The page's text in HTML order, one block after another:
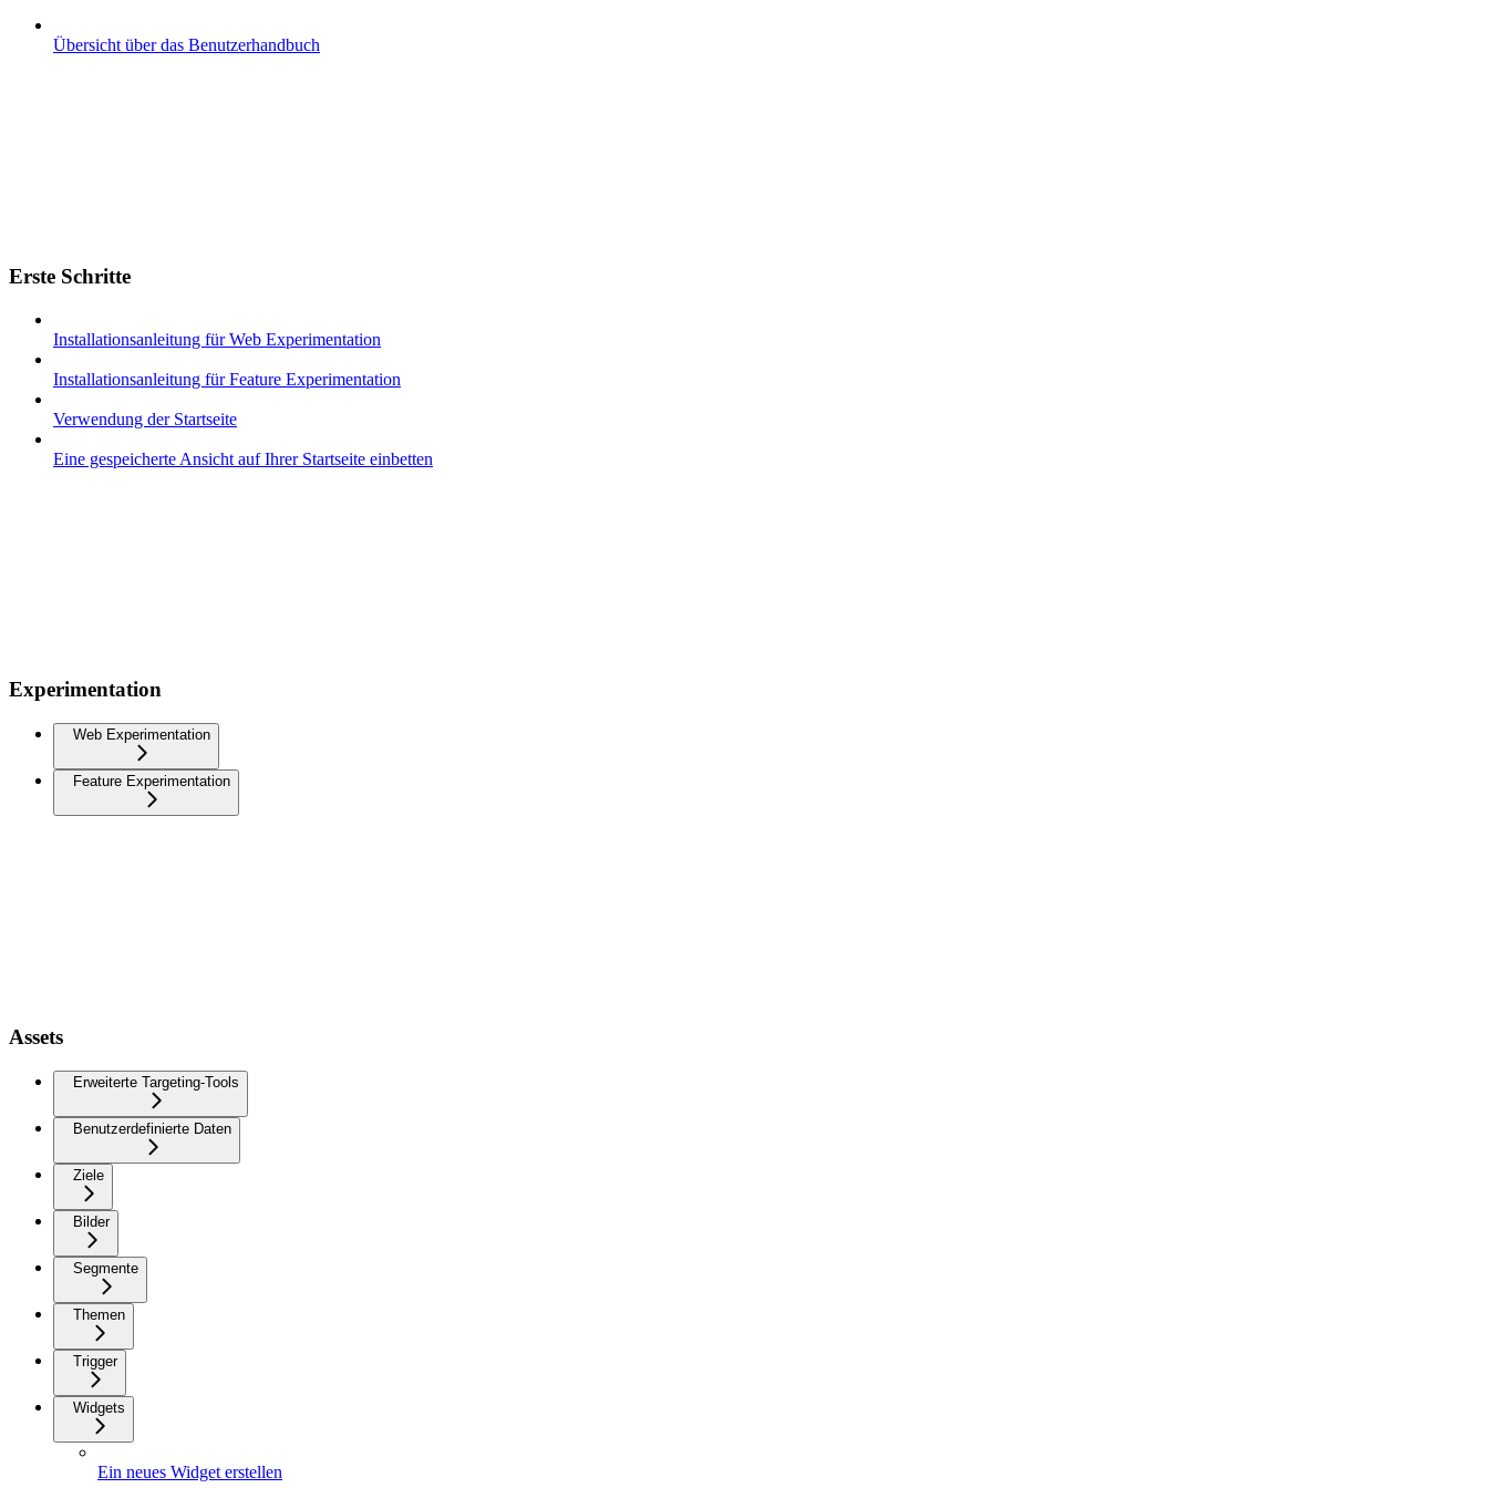
Übersicht über das Benutzerhandbuch
Erste Schritte
Installationsanleitung für Web Experimentation
Installationsanleitung für Feature Experimentation
Verwendung der Startseite
Eine gespeicherte Ansicht auf Ihrer Startseite einbetten
Experimentation
Web Experimentation
Feature Experimentation
Assets
Erweiterte Targeting-Tools
Benutzerdefinierte Daten
Ziele
Bilder
Segmente
Themen
Trigger
Widgets
Ein neues Widget erstellen